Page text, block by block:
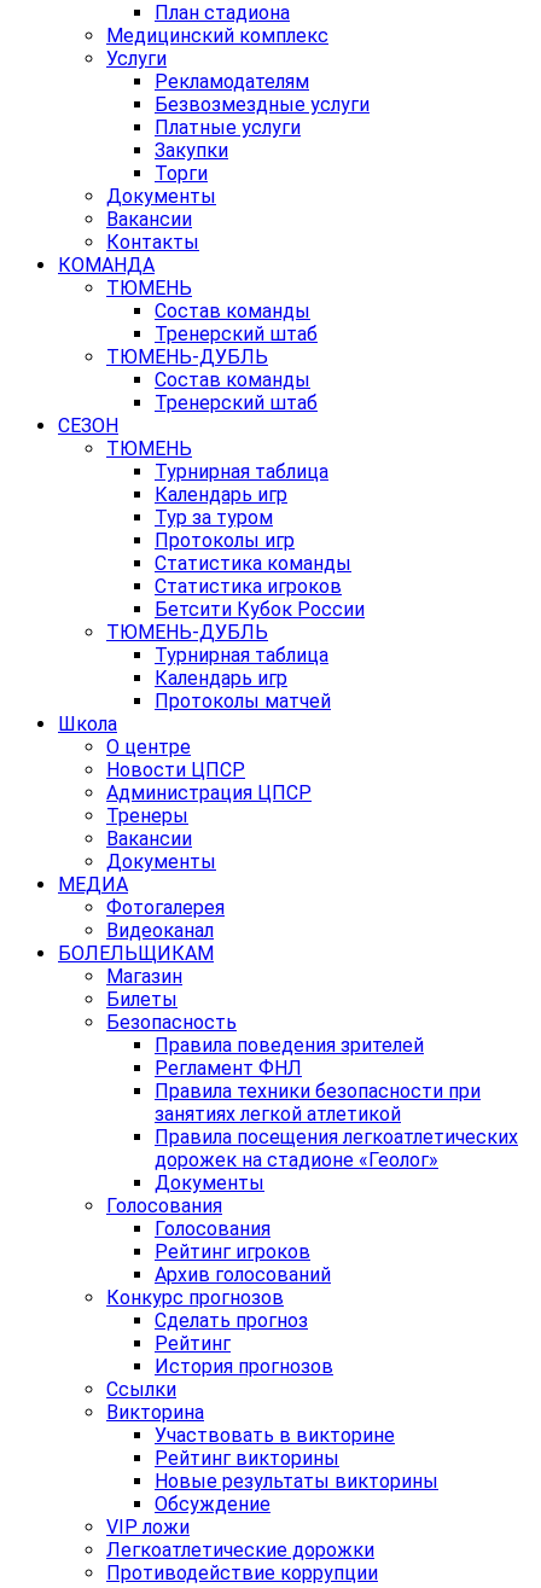
План стадиона
Медицинский комплекс
Услуги
Рекламодателям
Безвозмездные услуги
Платные услуги
Закупки
Торги
Документы
Вакансии
Контакты
КОМАНДА
ТЮМЕНЬ
Состав команды
Тренерский штаб
ТЮМЕНЬ-ДУБЛЬ
Состав команды
Тренерский штаб
СЕЗОН
ТЮМЕНЬ
Турнирная таблица
Календарь игр
Тур за туром
Протоколы игр
Статистика команды
Статистика игроков
Бетсити Кубок России
ТЮМЕНЬ-ДУБЛЬ
Турнирная таблица
Календарь игр
Протоколы матчей
Школа
О центре
Новости ЦПСР
Администрация ЦПСР
Тренеры
Вакансии
Документы
МЕДИА
Фотогалерея
Видеоканал
БОЛЕЛЬЩИКАМ
Магазин
Билеты
Безопасность
Правила поведения зрителей
Регламент ФНЛ
Правила техники безопасности при
занятиях легкой атлетикой
Правила посещения легкоатлетических
дорожек на стадионе «Геолог»
Документы
Голосования
Голосования
Рейтинг игроков
Архив голосований
Конкурс прогнозов
Сделать прогноз
Рейтинг
История прогнозов
Ссылки
Викторина
Участвовать в викторине
Рейтинг викторины
Новые результаты викторины
Обсуждение
VIP ложи
Легкоатлетические дорожки
Противодействие коррупции